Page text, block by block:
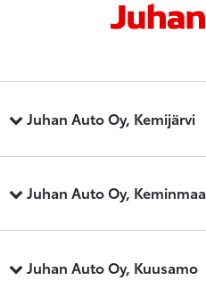
Juhan Auto Oy, Kemijärvi
Juhan Auto Oy, Keminmaa
Juhan Auto Oy, Kuusamo